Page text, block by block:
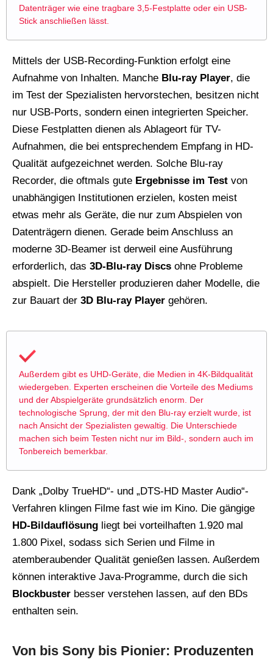
Datenträger wie eine tragbare 3,5-Festplatte oder ein USB-
Stick anschließen lässt.
Mittels der USB-Recording-Funktion erfolgt eine
Aufnahme von Inhalten. Manche Blu-ray Player, die
im Test der Spezialisten hervorstechen, besitzen nicht
nur USB-Ports, sondern einen integrierten Speicher.
Diese Festplatten dienen als Ablageort für TV-
Aufnahmen, die bei entsprechendem Empfang in HD-
Qualität aufgezeichnet werden. Solche Blu-ray
Recorder, die oftmals gute Ergebnisse im Test von
unabhängigen Institutionen erzielen, kosten meist
etwas mehr als Geräte, die nur zum Abspielen von
Datenträgern dienen. Gerade beim Anschluss an
moderne 3D-Beamer ist derweil eine Ausführung
erforderlich, das 3D-Blu-ray Discs ohne Probleme
abspielt. Die Hersteller produzieren daher Modelle, die
zur Bauart der 3D Blu-ray Player gehören.
Außerdem gibt es UHD-Geräte, die Medien in 4K-Bildqualität
wiedergeben. Experten erscheinen die Vorteile des Mediums
und der Abspielgeräte grundsätzlich enorm. Der
technologische Sprung, der mit den Blu-ray erzielt wurde, ist
nach Ansicht der Spezialisten gewaltig. Die Unterschiede
machen sich beim Testen nicht nur im Bild-, sondern auch im
Tonbereich bemerkbar.
Dank „Dolby TrueHD“- und „DTS-HD Master Audio“-
Verfahren klingen Filme fast wie im Kino. Die gängige
HD-Bildauflösung liegt bei vorteilhaften 1.920 mal
1.800 Pixel, sodass sich Serien und Filme in
atemberaubender Qualität genießen lassen. Außerdem
können interaktive Java-Programme, durch die sich
Blockbuster besser verstehen lassen, auf den BDs
enthalten sein.
Von bis Sony bis Pionier: Produzenten